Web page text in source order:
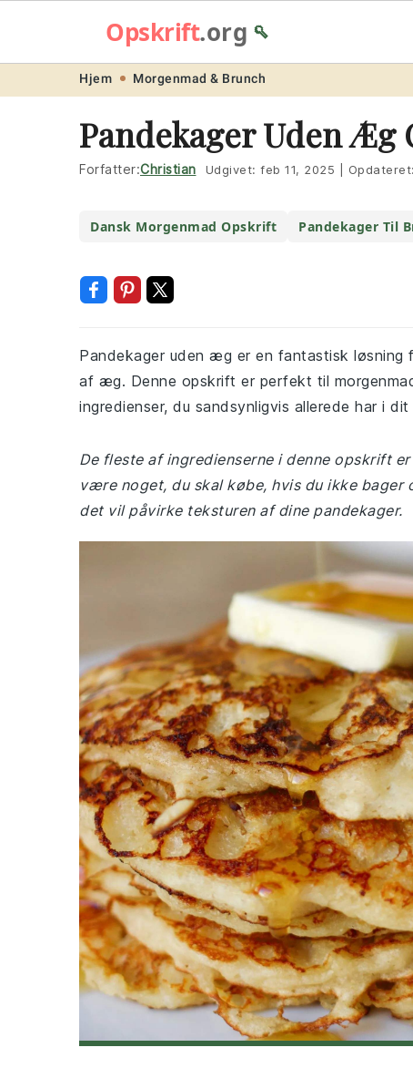
navigation
content
Opskrift.org🥄
Hjem Morgenmad & Brunch
Pandekager Uden Æg
Forfatter:Christian Udgivet: feb 11, 2025 Opdateret:
Dansk Morgenmad Opskrift Pandekager Til
Pandekager uden æg er en fantastisk løsning
af æg. Denne opskrift er perfekt til
ingredienser, du sandsynligvis allerede har i
De fleste af ingredienserne i denne opskrift
være noget, du skal købe, hvis du ikke
det vil påvirke teksturen af dine pandekager.